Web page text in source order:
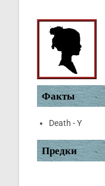
Факты
Death - Y
Предки